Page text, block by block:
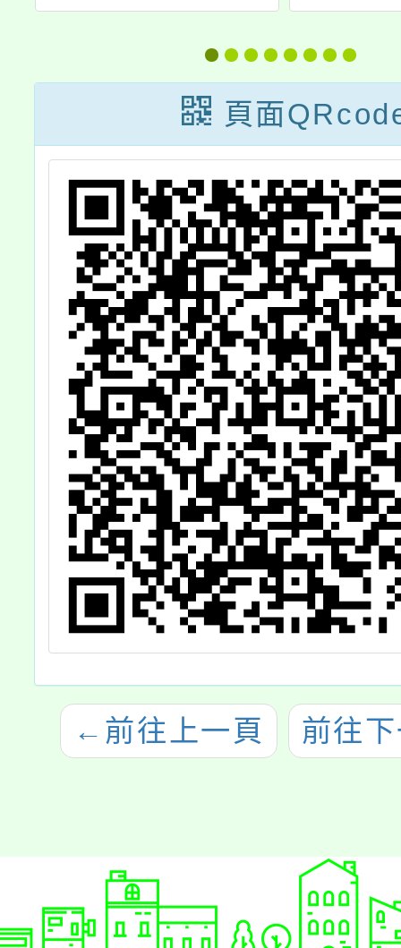
卓越領袖探索
營」系列活動說
明簡章壹份,懇請
惠予公告並鼓勵
貴校同學踴躍報
名參加。
造」
識巡
頁面
← 前往上一頁 前往